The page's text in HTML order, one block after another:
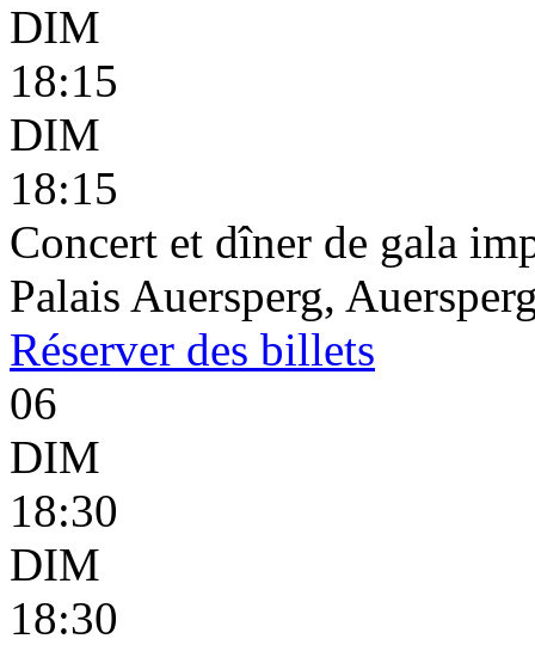
DIM
18:15
DIM
18:15
Concert et dîner de gala
Palais Auersperg,
Réserver des billets
06
DIM
18:30
DIM
18:30